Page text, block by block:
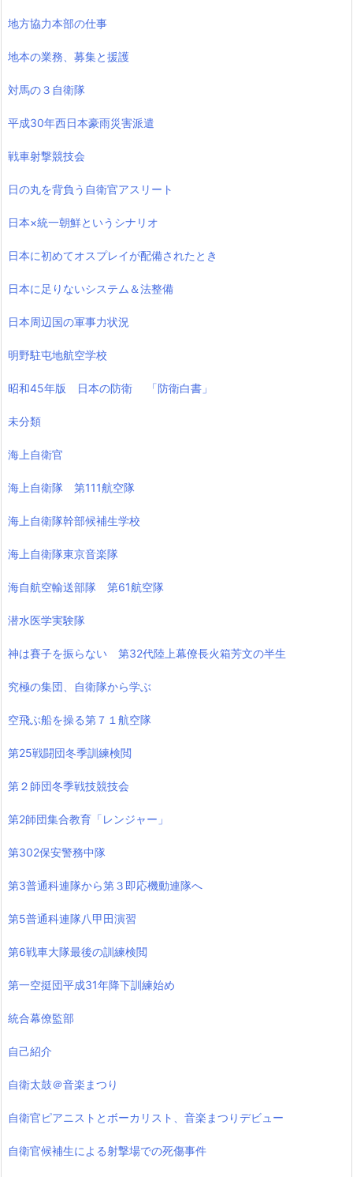
地方協力本部の仕事
地本の業務、募集と援護
対馬の３自衛隊
平成30年西日本豪雨災害派遣
戦車射撃競技会
日の丸を背負う自衛官アスリート
日本×統一朝鮮というシナリオ
日本に初めてオスプレイが配備されたとき
日本に足りないシステム＆法整備
日本周辺国の軍事力状況
明野駐屯地航空学校
昭和45年版 日本の防衛 「防衛白書」
未分類
海上自衛官
海上自衛隊 第111航空隊
海上自衛隊幹部候補生学校
海上自衛隊東京音楽隊
海自航空輸送部隊 第61航空隊
潜水医学実験隊
神は賽子を振らない 第32代陸上幕僚長火箱芳文の半生
究極の集団、自衛隊から学ぶ
空飛ぶ船を操る第７１航空隊
第25戦闘団冬季訓練検閲
第２師団冬季戦技競技会
第2師団集合教育「レンジャー」
第302保安警務中隊
第3普通科連隊から第３即応機動連隊へ
第5普通科連隊八甲田演習
第6戦車大隊最後の訓練検閲
第一空挺団平成31年降下訓練始め
統合幕僚監部
自己紹介
自衛太鼓＠音楽まつり
自衛官ピアニストとボーカリスト、音楽まつりデビュー
自衛官候補生による射撃場での死傷事件